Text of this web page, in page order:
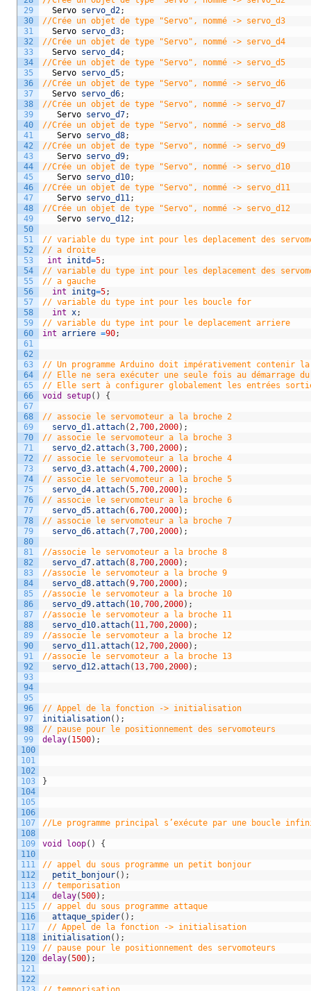
29
30
31
32
33
34
35
36
37
38
39
40
41
42
43
44
45
46
47
48
49
50
51
52
53
54
55
56
57
58
59
60
61
62
63
64
65
66
67
68
69
70
71
72
73
74
75
76
77
78
79
80
81
82
83
84
85
86
87
88
89
90
91
92
93
94
95
96
97
98
99
100
101
102
103
104
105
106
107
108
109
110
111
112
113
114
115
116
117
118
119
120
121
122
Servo servo_d2;
//Crée un objet de type "Servo", nommé -> servo_d3
Servo servo_d3;
//Crée un objet de type "Servo", nommé -> servo_d4
Servo servo_d4;
//Crée un objet de type "Servo", nommé -> servo_d5
Servo servo_d5;
//Crée un objet de type "Servo", nommé -> servo_d6
Servo servo_d6;
//Crée un objet de type "Servo", nommé -> servo_d7
Servo servo_d7;
//Crée un objet de type "Servo", nommé -> servo_d8
Servo servo_d8;
//Crée un objet de type "Servo", nommé -> servo_d9
Servo servo_d9;
//Crée un objet de type "Servo", nommé -> servo_d10
Servo servo_d10;
//Crée un objet de type "Servo", nommé -> servo_d11
Servo servo_d11;
//Crée un objet de type "Servo", nommé -> servo_d12
Servo servo_d12;
// variable du type int pour les deplacement des
// a droite
int
initd=5;
// variable du type int pour les deplacement des
// a gauche
int
initg=5;
// variable du type int pour les boucle for
int x;
// variable du type int pour le deplacement arriere
int arriere =90;
// Un programme Arduino doit impérativement contenir
// Elle ne sera exécuter une seule fois au démarrage
// Elle sert à configurer globalement les entrées
void
setup( ) {
// associe le servomoteur a la broche 2
servo_d1.attach(2,700,2000) ;
// associe le servomoteur a la broche 3
servo_d2.attach(3,700,2000) ;
// associe le servomoteur a la broche 4
servo_d3.attach(4,700,2000) ;
// associe le servomoteur a la broche 5
servo_d4.attach(5,700,2000) ;
// associe le servomoteur a la broche 6
servo_d5.attach(6,700,2000) ;
// associe le servomoteur a la broche 7
servo_d6.attach(7,700,2000) ;
//associe le servomoteur a la broche 8
servo_d7.attach(8,700,2000) ;
//associe le servomoteur a la broche 9
servo_d8.attach(9,700,2000) ;
//associe le servomoteur a la broche 10
servo_d9.attach( 10,700,2000) ;
//associe le servomoteur a la broche 11
servo_d10.attach( 11,700,2000) ;
//associe le servomoteur a la broche 12
servo_d11.attach( 12,700,2000) ;
//associe le servomoteur a la broche 13
servo_d12.attach( 13,700,2000) ;
// Appel de la fonction -> initialisation
initialisation( ) ;
// pause pour le positionnement des servomoteurs
delay( 1500) ;
}
//Le programme principal s’exécute par une boucle
void loop( ) {
// appel du sous programme un petit bonjour
petit_bonjour( ) ;
// temporisation
delay(500) ;
// appel du sous programme attaque
attaque_spider( ) ;
// Appel de la fonction -> initialisation
initialisation( ) ;
// pause pour le positionnement des servomoteurs
delay(500) ;